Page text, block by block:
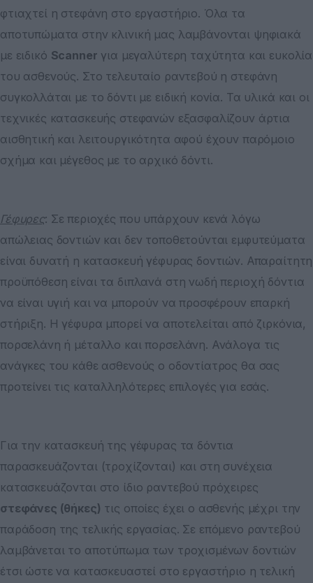
φτιαχτεί η στεφάνη στο εργαστήριο. Όλα τα
αποτυπώματα στην κλινική μας λαμβάνονται ψηφιακά
με ειδικό Scanner για μεγαλύτερη ταχύτητα και ευκολία
του ασθενούς. Στο τελευταίο ραντεβού η στεφάνη
συγκολλάται με το δόντι με ειδική κονία. Τα υλικά και οι
τεχνικές κατασκευής στεφανών εξασφαλίζουν άρτια
αισθητική και λειτουργικότητα αφού έχουν παρόμοιο
σχήμα και μέγεθος με το αρχικό δόντι.
Γέφυρες: Σε περιοχές που υπάρχουν κενά λόγω
απώλειας δοντιών και δεν τοποθετούνται εμφυτεύματα
είναι δυνατή η κατασκευή γέφυρας δοντιών. Απαραίτητη
προϋπόθεση είναι τα διπλανά στη νωδή περιοχή δόντια
να είναι υγιή και να μπορούν να προσφέρουν επαρκή
στήριξη. Η γέφυρα μπορεί να αποτελείται από ζιρκόνια,
πορσελάνη ή μέταλλο και πορσελάνη. Ανάλογα τις
ανάγκες του κάθε ασθενούς ο οδοντίατρος θα σας
προτείνει τις καταλληλότερες επιλογές για εσάς.
Για την κατασκευή της γέφυρας τα δόντια
παρασκευάζονται (τροχίζονται) και στη συνέχεια
κατασκευάζονται στο ίδιο ραντεβού πρόχειρες
στεφάνες (θήκες) τις οποίες έχει ο ασθενής μέχρι την
παράδοση της τελικής εργασίας. Σε επόμενο ραντεβού
λαμβάνεται το αποτύπωμα των τροχισμένων δοντιών
έτσι ώστε να κατασκευαστεί στο εργαστήριο η τελική